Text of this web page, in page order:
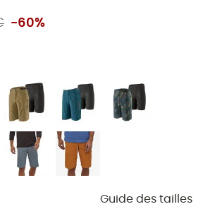
-60%
Guide des tailles
: 95 % nylon (65 % recyclé)
: 72 % polyester - 28 %
stretch en toile unie de nylon et
déperlant durable (Dwr)
Trade Certified™
intégré